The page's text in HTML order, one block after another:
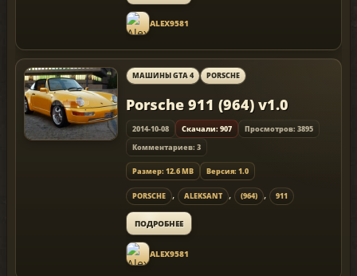
ALEX9581
МАШИНЫ GTA 4 PORSCHE
Porsche 911 (964) v1.0
2014-10-08 Скачали: 907
Просмотров: 3895
Комментариев: 3
Размер: 12.6 MB Версия: 1.0
PORSCHE , ALEKSANT , (964) , 911
ПОДРОБНЕЕ
ALEX9581